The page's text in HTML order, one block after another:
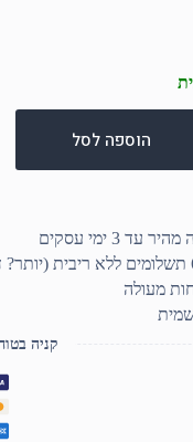
הוספה לסל
3 ימי עסקים
מעולה
קניה